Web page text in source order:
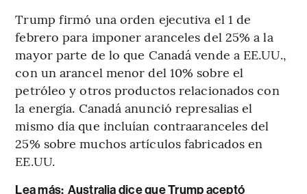
Trump firmó una orden ejecutiva el 1 de
febrero para imponer aranceles del 25% a la
mayor parte de lo que Canadá vende a EE.UU.,
con un arancel menor del 10% sobre el
petróleo y otros productos relacionados con
la energía. Canadá anunció represalias el
mismo día que incluían contraaranceles del
25% sobre muchos artículos fabricados en
EE.UU.
Lea más: Australia dice que Trump aceptó